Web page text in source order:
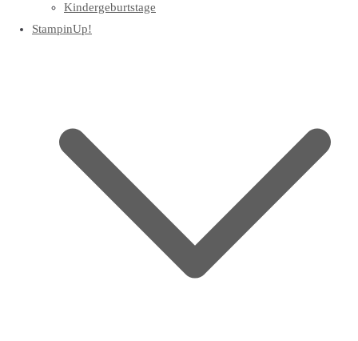
Kindergeburtstage
StampinUp!